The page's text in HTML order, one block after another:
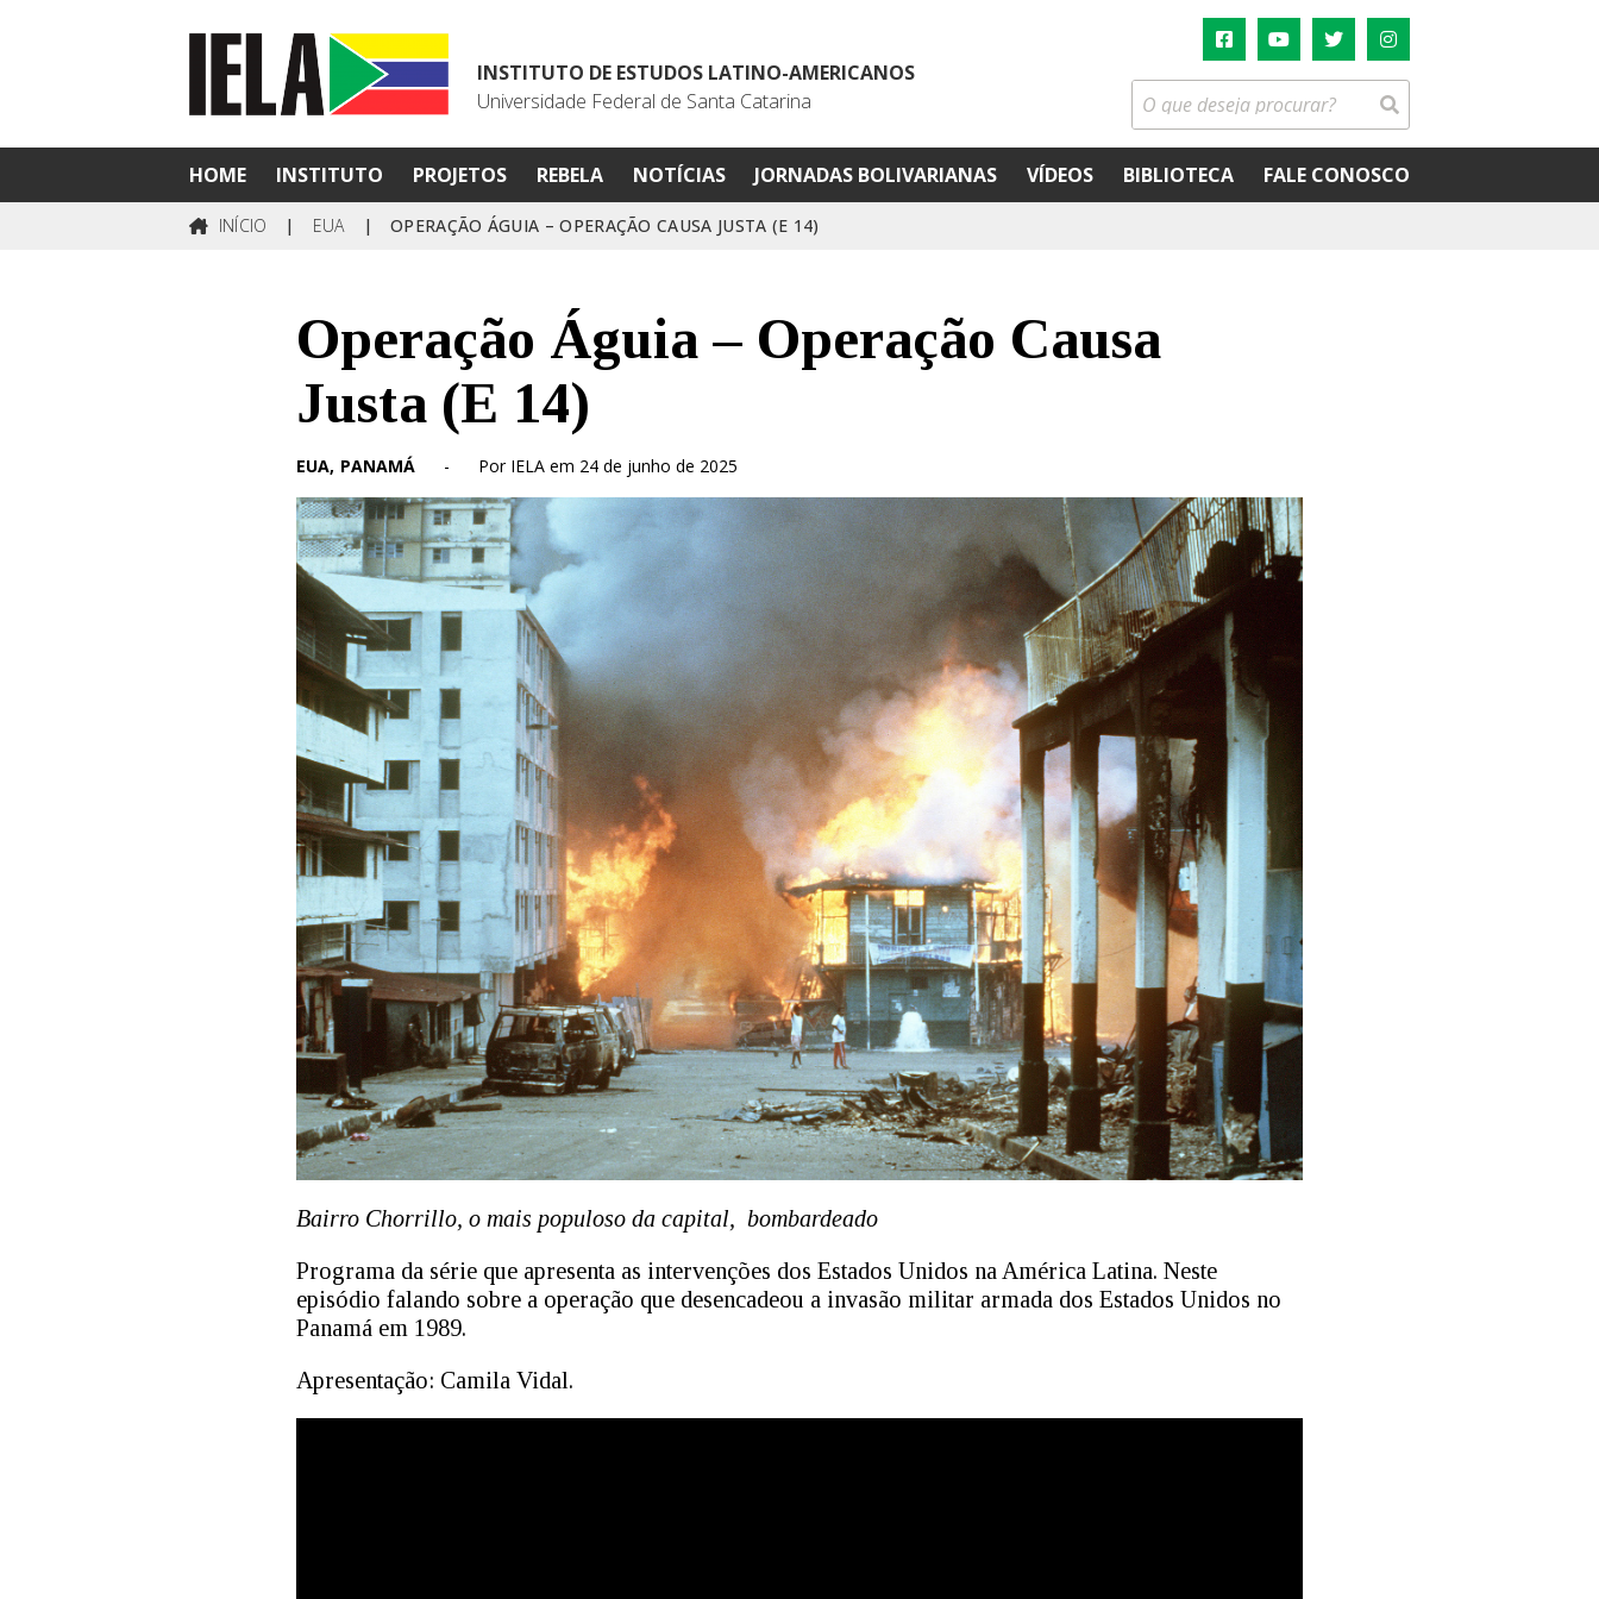
INSTITUTO DE ESTUDOS LATINO-AMERICANOS
Universidade Federal de Santa Catarina
HOME INSTITUTO PROJETOS REBELA NOTÍCIAS JORNADAS BOLIVARIANAS VÍDEOS BIBLIOTECA FALE CONOSCO
INÍCIO | EUA | OPERAÇÃO ÁGUIA – OPERAÇÃO CAUSA JUSTA (E 14)
Operação Águia – Operação Causa
Justa (E 14)
EUA PANAMÁ - Por IELA em 24 de junho de 2025
Bairro Chorrillo, o mais populoso da capital, bombardeado
Programa da série que apresenta as intervenções dos Estados Unidos na América Latina. Neste
episódio falando sobre a operação que desencadeou a invasão militar armada dos Estados Unidos no
Panamá em 1989.
Apresentação: Camila Vidal.